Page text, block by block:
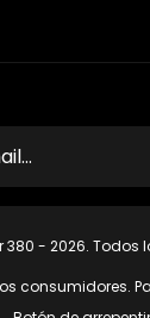
380 - 2026. Todos
consumidores.